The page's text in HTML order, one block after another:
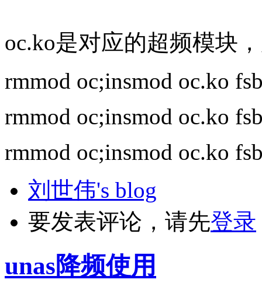
oc.ko是对应的超频模块
rmmod oc;insmod oc.ko
rmmod oc;insmod oc.ko
rmmod oc;insmod oc.ko
刘世伟's blog
要发表评论，请先登录
unas降频使用